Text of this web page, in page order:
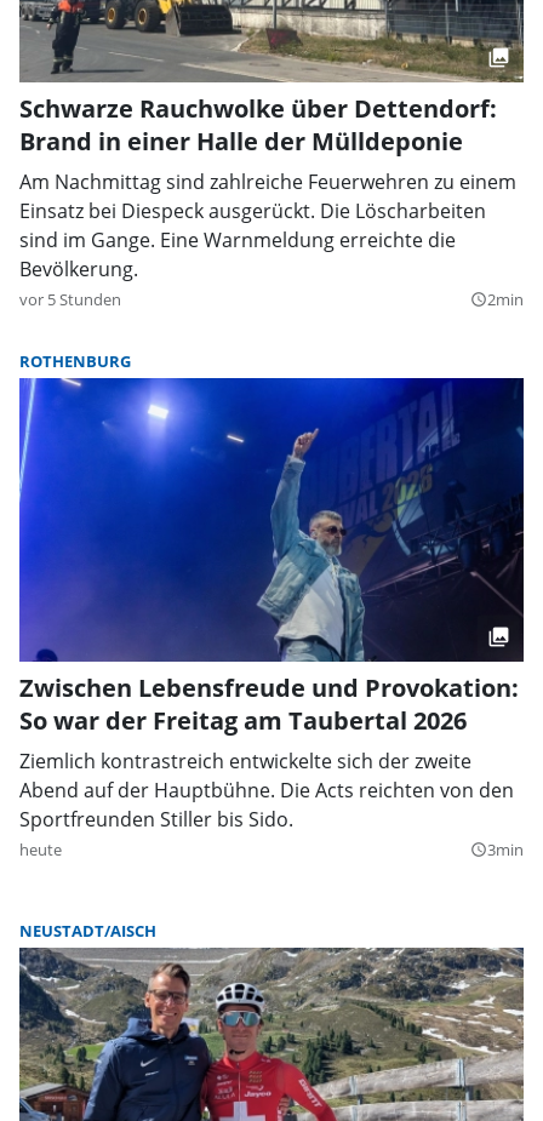
Schwarze Rauchwolke über Dettendorf:
Brand in einer Halle der Mülldeponie
Am Nachmittag sind zahlreiche Feuerwehren zu einem
Einsatz bei Diespeck ausgerückt. Die Löscharbeiten
sind im Gange. Eine Warnmeldung erreichte die
Bevölkerung.
vor 5 Stunden query_builder2min
ROTHENBURG
Zwischen Lebensfreude und Provokation:
So war der Freitag am Taubertal 2026
Ziemlich kontrastreich entwickelte sich der zweite
Abend auf der Hauptbühne. Die Acts reichten von den
Sportfreunden Stiller bis Sido.
heute query_builder3min
NEUSTADT/AISCH